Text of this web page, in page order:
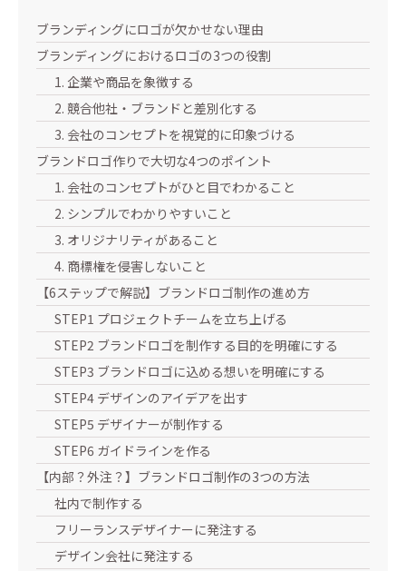
ブランディングにロゴが欠かせない理由
ブランディングにおけるロゴの3つの役割
1. 企業や商品を象徴する
2. 競合他社・ブランドと差別化する
3. 会社のコンセプトを視覚的に印象づける
ブランドロゴ作りで大切な4つのポイント
1. 会社のコンセプトがひと目でわかること
2. シンプルでわかりやすいこと
3. オリジナリティがあること
4. 商標権を侵害しないこと
【6ステップで解説】ブランドロゴ制作の進め方
STEP1 プロジェクトチームを立ち上げる
STEP2 ブランドロゴを制作する目的を明確にする
STEP3 ブランドロゴに込める想いを明確にする
STEP4 デザインのアイデアを出す
STEP5 デザイナーが制作する
STEP6 ガイドラインを作る
【内部？外注？】ブランドロゴ制作の3つの方法
社内で制作する
フリーランスデザイナーに発注する
デザイン会社に発注する